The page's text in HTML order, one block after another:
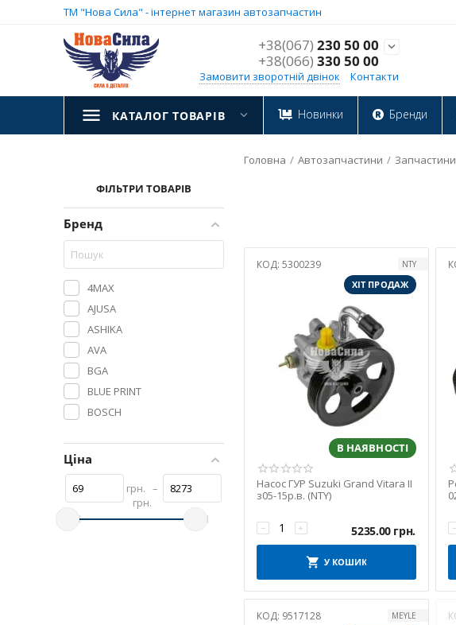
ТМ "Нова Сила" - інтернет магазин автозапчастин
+38(067) 230 50 00
+38(066) 330 50 00

Замовити зворотній двінок Контакти
КАТАЛОГ ТОВАРІВ Новинки Бренди
ФІЛЬТРИ ТОВАРІВ
Бренд
4MAX
AJUSA
ASHIKA
AVA
BGA
BLUE PRINT
BOSCH
CORTECO
Ціна
грн. –
грн.
Головна / Автозапчастини /
КОД: 5300239
NTY
ХІТ ПРОДАЖ
В НАЯВНОСТІ
Насос ГУР Suzuki Grand Vitara II
з05-15р.в. (NTY)
+
− 5235.00 грн.
У КОШИК
−
КОД: 9517128
MEYLE